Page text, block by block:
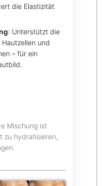
die Elastizität
: Unterstützt die
und
– für ein
Mischung ist
zu hydratisieren,